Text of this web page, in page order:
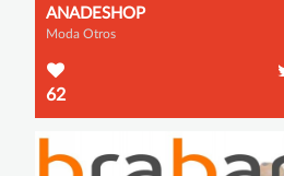
ANADESHOP
Moda Otros
62